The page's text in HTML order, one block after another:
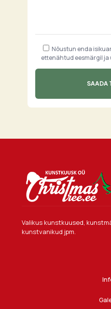
Nõustun enda
ettenähtud eesmärgil ja
Valikus kunstkuused,
kunstvanikud jpm.